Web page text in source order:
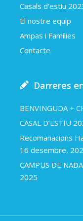
Casals d’estiu
El nostre equip
Ampas i Famílies
Contacte
Darreres
BENVINGUDA +
CASAL D’ESTIU
Recomanacions
16 desembre,
CAMPUS DE
2025